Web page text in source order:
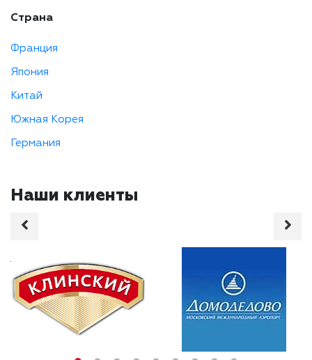
Страна
Франция
Япония
Китай
Южная Корея
Германия
Наши клиенты